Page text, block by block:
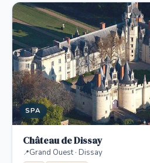
SPA
Château de Dissay
Grand Ouest · Dissay